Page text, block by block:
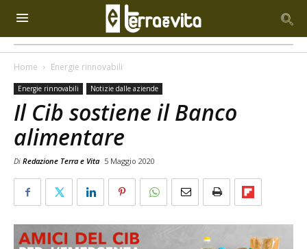
Home Energie rinnovabili
Energie rinnovabili Notizie dalle aziende
Il Cib sostiene il Banco
alimentare
Di Redazione Terra e Vita 5 Maggio 2020